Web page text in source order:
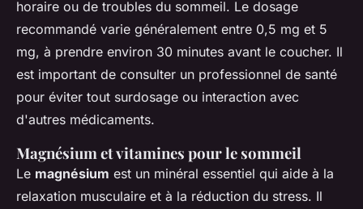
horaire ou de troubles du sommeil. Le dosage
recommandé varie généralement entre 0,5 mg et 5
mg, à prendre environ 30 minutes avant le coucher. Il
est important de consulter un professionnel de santé
pour éviter tout surdosage ou interaction avec
d'autres médicaments.
Magnésium et vitamines pour le sommeil
Le magnésium est un minéral essentiel qui aide à la
relaxation musculaire et à la réduction du stress. Il